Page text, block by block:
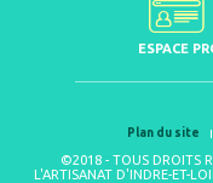
ESPACE
Plan du site
©2018 - TOUS DROITS
L'ARTISANAT D'INDRE-ET-